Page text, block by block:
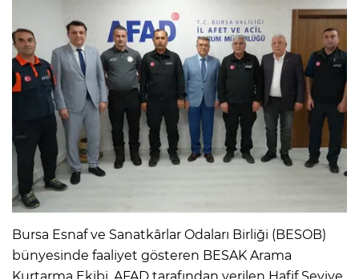
Bursa Esnaf ve Sanatkârlar Odaları Birliği (BESOB)
bünyesinde faaliyet gösteren BESAK Arama